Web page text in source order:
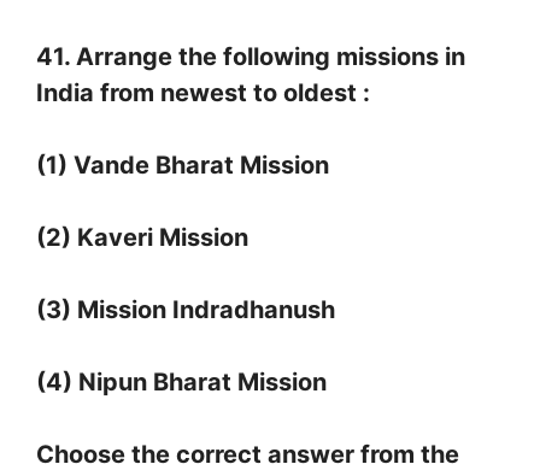
41. Arrange the following missions in
India from newest to oldest :
(1) Vande Bharat Mission
(2) Kaveri Mission
(3) Mission Indradhanush
(4) Nipun Bharat Mission
Choose the correct answer from the